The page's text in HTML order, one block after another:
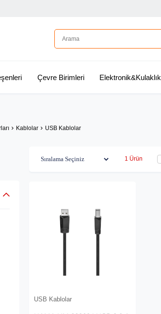
Çevre Birimleri Elektronik&Kulaklık
Kablolar USB Kablolar
1 Ürün
USB Kablolar